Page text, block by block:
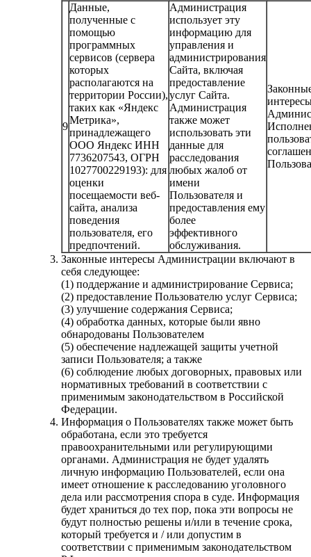
9
Данные,
полученные с
помощью
программных
сервисов (сервера
которых
располагаются на
территории России),
таких как «Яндекс
Метрика»,
принадлежащего
ООО Яндекс ИНН
7736207543, ОГРН
1027700229193): для
оценки
посещаемости веб-
сайта, анализа
поведения
пользователя, его
предпочтений.
Администрация
использует эту
информацию для
управления и
администрирования
Сайта, включая
предоставление
услуг Сайта.
Администрация
также может
использовать эти
данные для
расследования
любых жалоб от
имени
Пользователя и
предоставления ему
более
эффективного
обслуживания.
Законные интересы Администрации включают в
себя следующее:
(1) поддержание и администрирование Сервиса;
(2) предоставление Пользователю услуг Сервиса;
(3) улучшение содержания Сервиса;
(4) обработка данных, которые были явно
обнародованы Пользователем
(5) обеспечение надлежащей защиты учетной
записи Пользователя; а также
(6) соблюдение любых договорных, правовых или
нормативных требований в соответствии с
применимым законодательством в Российской
Федерации.
Информация о Пользователях также может быть
обработана, если это требуется
правоохранительными или регулирующими
органами. Администрация не будет удалять
личную информацию Пользователей, если она
имеет отношение к расследованию уголовного
дела или рассмотрения спора в суде. Информация
будет храниться до тех пор, пока эти вопросы не
будут полностью решены и/или в течение срока,
который требуется и / или допустим в
соответствии с применимым законодательством